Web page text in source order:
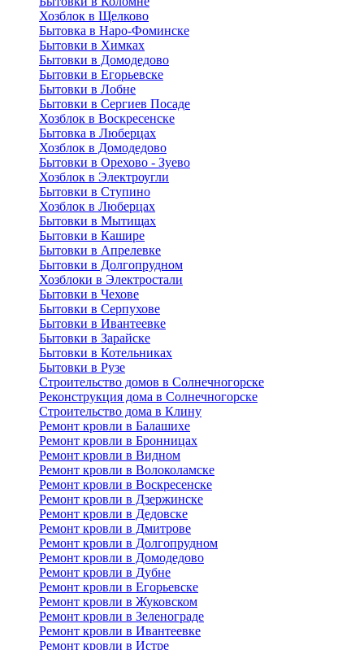
Хозблок в Щелково
Бытовка в Наро-Фоминске
Бытовки в Химках
Бытовки в Домодедово
Бытовки в Егорьевске
Бытовки в Лобне
Бытовки в Сергиев Посаде
Хозблок в Воскресенске
Бытовка в Люберцах
Хозблок в Домодедово
Бытовки в Орехово - Зуево
Хозблок в Электроугли
Бытовки в Ступино
Хозблок в Люберцах
Бытовки в Мытищах
Бытовки в Кашире
Бытовки в Апрелевке
Бытовки в Долгопрудном
Хозблоки в Электростали
Бытовки в Чехове
Бытовки в Серпухове
Бытовки в Ивантеевке
Бытовки в Зарайске
Бытовки в Котельниках
Бытовки в Рузе
Строительство домов в Солнечногорске
Реконструкция дома в Солнечногорске
Строительство дома в Клину
Ремонт кровли в Балашихе
Ремонт кровли в Бронницах
Ремонт кровли в Видном
Ремонт кровли в Волоколамске
Ремонт кровли в Воскресенске
Ремонт кровли в Дзержинске
Ремонт кровли в Дедовске
Ремонт кровли в Дмитрове
Ремонт кровли в Долгопрудном
Ремонт кровли в Домодедово
Ремонт кровли в Дубне
Ремонт кровли в Егорьевске
Ремонт кровли в Жуковском
Ремонт кровли в Зеленограде
Ремонт кровли в Ивантеевке
Ремонт кровли в Истре